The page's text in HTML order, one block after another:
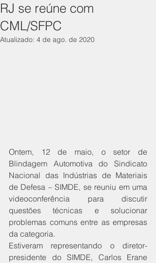
RJ se reúne com
CML/SFPC
Atualizado: 4 de ago. de 2020
Ontem, 12 de maio, o setor de
Blindagem Automotiva do Sindicato
Nacional das Indústrias de Materiais
de Defesa – SIMDE, se reuniu em uma
videoconferência para discutir
questões técnicas e solucionar
problemas comuns entre as empresas
da categoria.
Estiveram representando o diretor-
presidente do SIMDE, Carlos Erane